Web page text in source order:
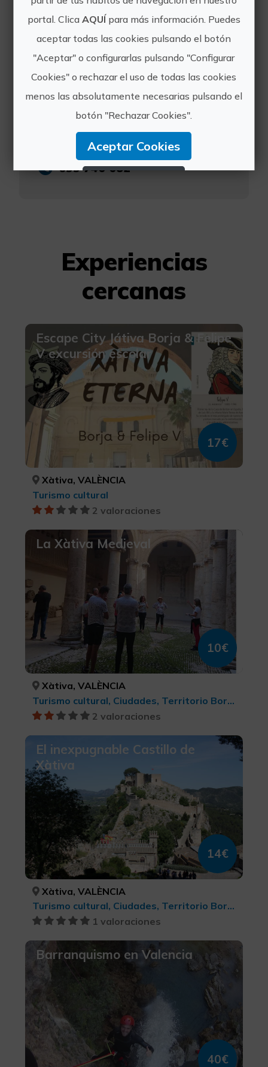
guiadas desenfadadas para dar a
conocer el patrimonio de forma
entretenida, acercándote a lugares
como Xàtiva, Bocairent, Albaida,
Ontinyent...
https://dturisme.com/tours/la-
xativa-alternativa-del-street-
dturisme@gmail.com
699 746 682
Experiencias
cercanas
Escape City Játiva Borja & Felipe
V excursión escolar
17€
Xàtiva, VALÈNCIA
Turismo cultural
2 valoraciones
La Xàtiva Medieval
10€
Xàtiva, VALÈNCIA
Turismo cultural, Ciudades, Territorio Borgia
2 valoraciones
El inexpugnable Castillo de
Xàtiva
14€
Xàtiva, VALÈNCIA
Turismo cultural, Ciudades, Territorio Borgia
1 valoraciones
Barranquismo en Valencia
40€
portal. Clica AQUÍpara más información. Puedes
aceptar todas las cookies pulsando el botón
"Aceptar" o configurarlas pulsando "Configurar
Cookies" o rechazar el uso de todas las cookies
menos las absolutamente necesarias pulsando el
botón "Rechazar Cookies".
Aceptar Cookies